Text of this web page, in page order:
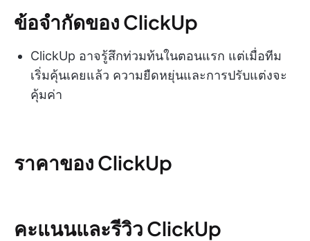
ข้อจำกัดของ ClickUp
ClickUp อาจรู้สึกท่วมท้นในตอนแรก แต่เมื่อทีม
เริ่มคุ้นเคยแล้ว ความยืดหยุ่นและการปรับแต่งจะ
คุ้มค่า
ราคาของ ClickUp
คะแนนและรีวิว ClickUp